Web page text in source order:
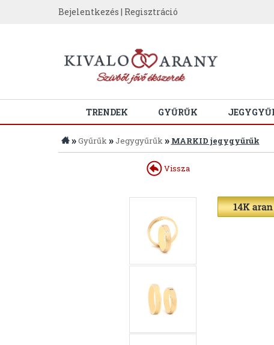
Bejelentkezés | Regisztráció
TRENDEK GYŰRŰK
»Gyűrűk» Jegygyűrűk» MARKID jegygyűrűk
Vissza